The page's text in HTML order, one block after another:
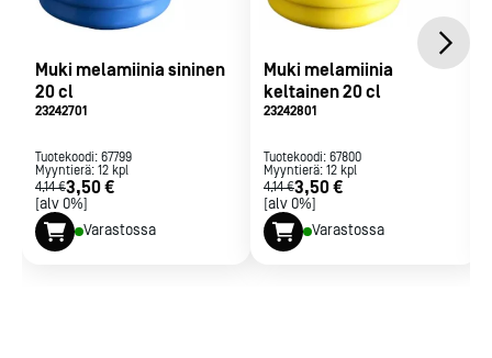
Muki melamiinia sininen
20 cl
23242701
Tuotekoodi: 67799
Myyntierä: 12 kpl
4,14 €3,50 €
[alv 0%]
Varastossa
Muki melamiinia
keltainen 20 cl
23242801
Tuotekoodi: 67800
Myyntierä: 12 kpl
4,14 €3,50 €
[alv 0%]
Varastossa